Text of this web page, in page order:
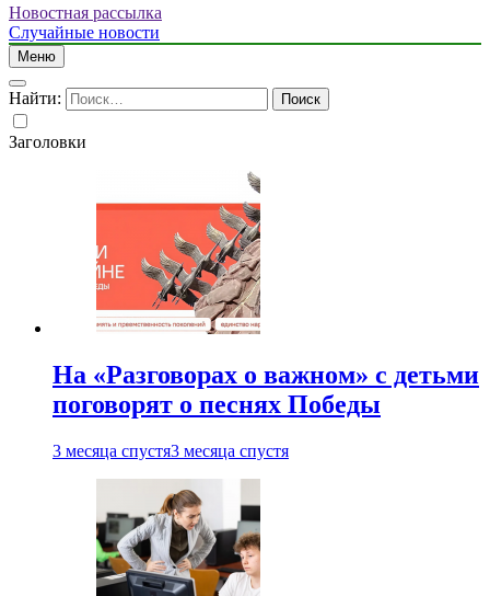
Новостная рассылка
Случайные новости
Меню
Найти:
Заголовки
На «Разговорах о важном» с детьми
поговорят о песнях Победы
3 месяца спустя3 месяца спустя